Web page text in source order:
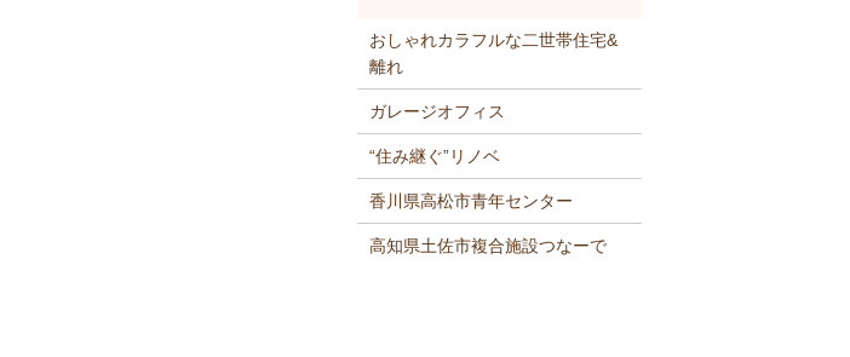
おしゃれカラフルな二世帯住宅&
離れ
ガレージオフィス
“住み継ぐ”リノベ
香川県高松市青年センター
高知県土佐市複合施設つなーで